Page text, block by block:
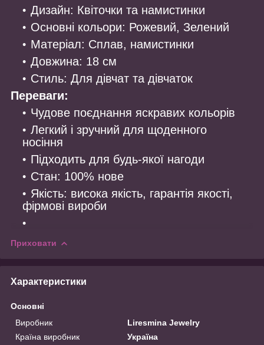
Дизайн: Квіточки та намистинки
Основні кольори: Рожевий, Зелений
Матеріал: Сплав, намистинки
Довжина: 18 см
Стиль: Для дівчат та дівчаток
Переваги:
Чудове поєднання яскравих кольорів
Легкий і зручний для щоденного
носіння
Підходить для будь-якої нагоди
Стан: 100% нове
Якість: висока якість, гарантія якості,
фірмові вироби
Приховати
Характеристики
Основні
Виробник
Liresmina Jewelry
Країна виробник
Україна